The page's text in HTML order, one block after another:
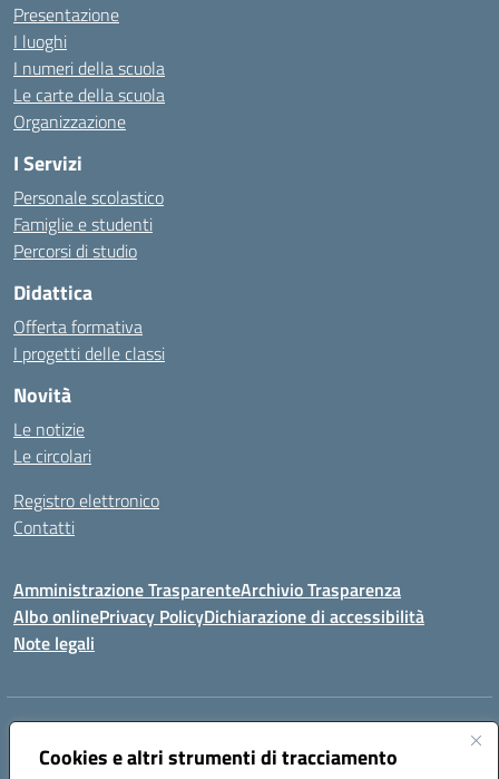
Cookies e altri strumenti di tracciamento
Presentazione
I luoghi
I numeri della scuola
Le carte della scuola
Organizzazione
I Servizi
Personale scolastico
Famiglie e studenti
Percorsi di studio
Didattica
Offerta formativa
I progetti delle classi
Novità
Le notizie
Le circolari
Registro elettronico
Contatti
Amministrazione TrasparenteArchivio Trasparenza
Albo onlinePrivacy PolicyDichiarazione di accessibilità
Note legali
Indirizzo:
Centralino:096721161 Email:czic869004@istruzione.it